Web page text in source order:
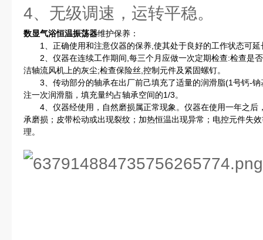
4、无级调速，运转平稳。
数显气浴恒温振荡器维护保养：
1、正确使用和注意仪器的保养,使其处于良好的工作状态可延
2、仪器在连续工作期间,每三个月应做一次定期检查:检查是
洁轴流风机上的灰尘;检查保险丝,控制元件及紧固螺钉。
3、传动部分的轴承在出厂前己填充了适量的润滑脂(1号钙-钠
注一次润滑脂，填充量约占轴承空间的1/3。
4、仪器经使用，自然磨损属正常现象。仪器在使用一年之后
承磨损；皮带松动或出现裂纹；加热恒温出现异常；电控元件失
理。